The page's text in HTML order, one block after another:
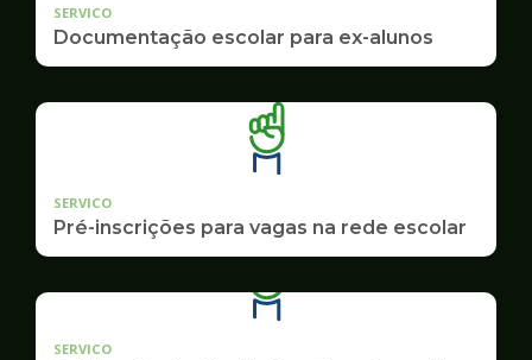
SERVICO
Documentação escolar para ex-alunos
SERVICO
Pré-inscrições para vagas na rede escolar
SERVICO